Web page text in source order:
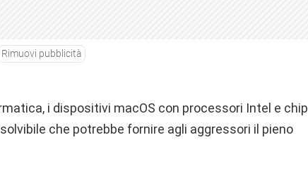
Rimuovi pubblicità
i dispositivi macOS con processori Intel e chip
che potrebbe fornire agli aggressori il pieno